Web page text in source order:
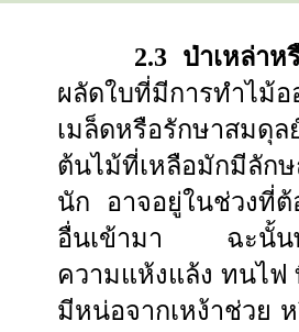
2.3 ป่าเหล่าห
ผลัดใบที่มีการทำไม้
เมล็ดหรือรักษาสมดุ
ต้นไม้ที่เหลือมักมีลัก
นัก อาจอยู่ในช่วงที่ต้
อื่นเข้ามา ฉะนั้นพ
ความแห้งแล้ง ทนไฟ
มีหน่อจากเหง้าช่วย